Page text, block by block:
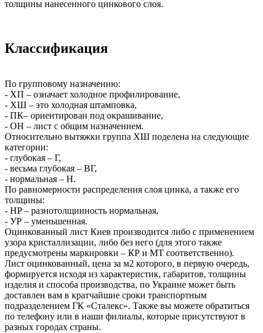
толщины нанесенного цинкового слоя.
Классификация
По групповому назначению:
- ХП – означает холодное профилирование,
- ХШ – это холодная штамповка,
- ПК– ориентирован под окрашивание,
- ОН – лист с общим назначением.
Относительно вытяжки группа ХШ поделена на следующие
категории:
- глубокая – Г,
- весьма глубокая – ВГ,
- нормальная – Н.
По равномерности распределения слоя цинка, а также его
толщины:
- HP – разнотолщинность нормальная,
- УР – уменьшенная.
Оцинкованный лист Киев производится либо с применением
узора кристаллизации, либо без него (для этого также
предусмотрены маркировки – КР и МТ соответственно).
Лист оцинкованный, цена за м2 которого, в первую очередь,
формируется исходя из характеристик, габаритов, толщины
изделия и способа производства, по Украине может быть
доставлен вам в кратчайшие сроки транспортным
подразделением ГК «Сталекс». Также вы можете обратиться
по телефону или в наши филиалы, которые присутствуют в
разных городах страны.